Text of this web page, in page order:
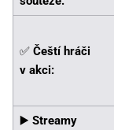
✅ Čeští hráči
v akci:
▶️ Streamy